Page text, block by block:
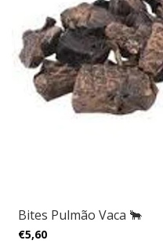
Bites Pulmão Vaca 🐂
€5,60